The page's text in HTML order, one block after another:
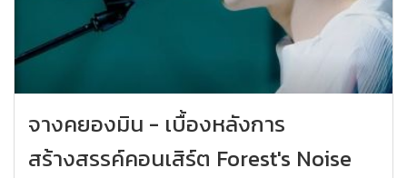
จางคยองมิน - เบื้องหลังการ
สร้างสรรค์คอนเสิร์ต Forest's Noise